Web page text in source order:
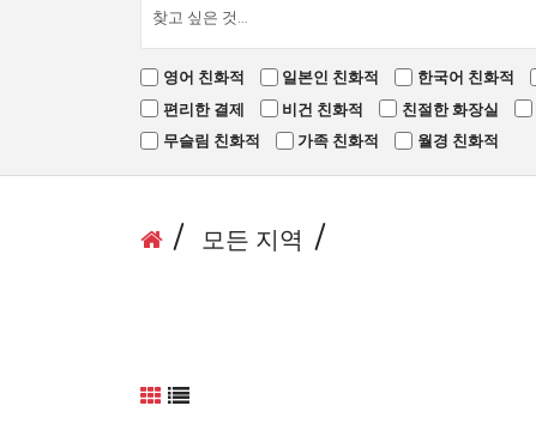
영어 친화적 일본인 친화적 한국어 친화적
편리한 결제
비건 친화적 친절한 화장실
무슬림 친화적
가족 친화적 월경 친화적
모든 지역